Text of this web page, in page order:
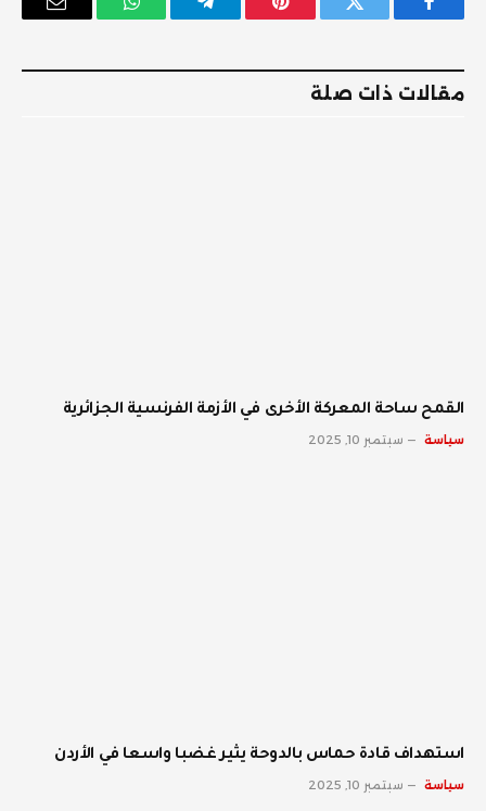
فيسبوك تويتر بينتيريستتيلقرام واتساب
البريد
مقالات ذات صلة
القمح ساحة المعركة الأخرى في الأزمة الفرنسية الجزائرية
سياسة سبتمبر 10, 2025
استهداف قادة حماس بالدوحة يثير غضبا واسعا في الأردن
سياسة سبتمبر 10, 2025